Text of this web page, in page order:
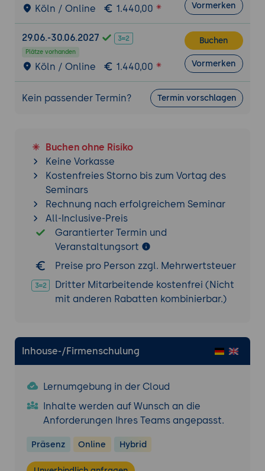
8. Ideen schnell und günstig testen
Grundgedanke des Lean-Ansatzes: Lernen
vor großen Investitionen
Entwicklung einfacher Prototypen und
Testversionen ohne hohen Aufwand
Auswertung von Kundenfeedback und
Ableitung nächster Schritte
überschaubare Arbeitspakete
Identifikation der wichtigsten offenen
Fragen und Risiken
Erstellung eines einfachen Fahrplans für
die kommenden Wochen
10. Typische Stolpersteine vermeiden
Häufige Fehler bei der Entwicklung
digitaler Geschäftsmodelle und deren
Ursachen
Warnsignale frühzeitig erkennen und
und Erfolgschancen entwickeln
Praxisübung
Die Teilnehmer entwickeln in Kleingruppen
eine einfache digitale Geschäftsidee von
Grund auf. Sie beschreiben das
Kundenproblem in wenigen Sätzen,
formulieren ein klares Nutzenversprechen
Köln / Online 1.440,00 Vormerken
29.06.-30.06.2027
Plätze vorhanden
Köln / Online 1.440,00
Buchen
Vormerken
Kein passender Termin? Termin vorschlagen
Buchen ohne Risiko
Keine Vorkasse
Kostenfreies Storno bis zum Vortag des
Seminars
Rechnung nach erfolgreichem Seminar
All-Inclusive-Preis
Garantierter Termin und
Veranstaltungsort
Preise pro Person zzgl. Mehrwertsteuer
Dritter Mitarbeitende kostenfrei (Nicht
mit anderen Rabatten kombinierbar.)
Inhouse-/Firmenschulung
Lernumgebung in der Cloud
Inhalte werden auf Wunsch an die
Anforderungen Ihres Teams angepasst.
Präsenz Online Hybrid